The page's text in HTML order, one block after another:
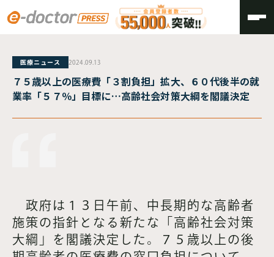
TOP
医療ニュース 2024.09.13
７５歳以上の医療費「３割負担」拡大、６０代後半の就
業率「５７％」目標に…高齢社会対策大綱を閣議決定
政府は１３日午前、中長期的な高齢者
施策の指針となる新たな「高齢社会対策
大綱」を閣議決定した。７５歳以上の後